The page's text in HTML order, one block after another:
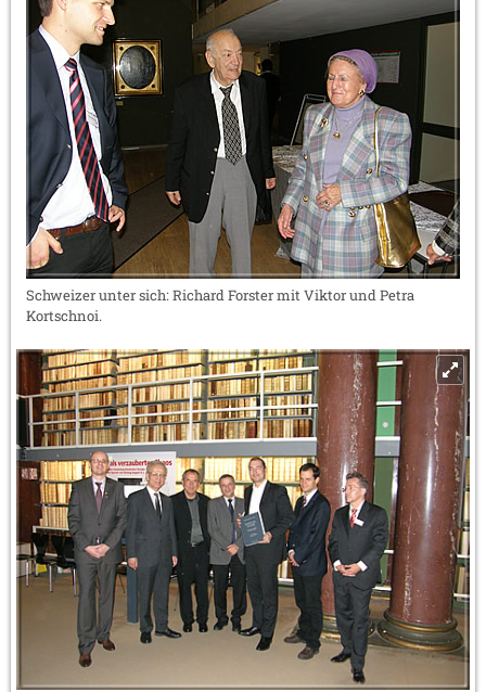
Schweizer unter sich: Richard Forster mit Viktor und Petra
Kortschnoi.